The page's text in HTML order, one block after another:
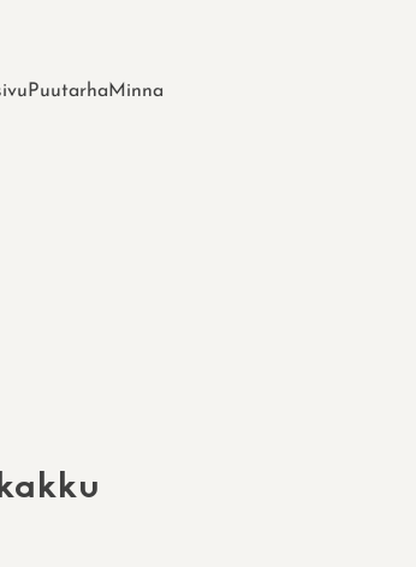
Puutarha Minna